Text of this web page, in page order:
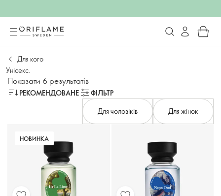
Для кого
Унісекс.
Показати 6 результатів
РЕКОМЕНДОВАНЕ
ФІЛЬТР
Для чоловіків
Для жінок
НОВИНКА